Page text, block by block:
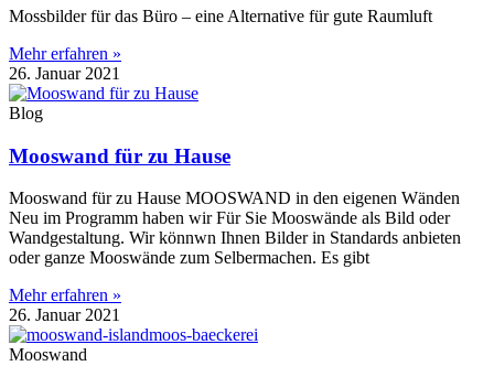
Mossbilder für das Büro – eine Alternative für gute Raumluft
Mehr erfahren »
26. Januar 2021
Blog
Mooswand für zu Hause
Mooswand für zu Hause MOOSWAND in den eigenen Wänden
Neu im Programm haben wir Für Sie Mooswände als Bild oder
Wandgestaltung. Wir könnwn Ihnen Bilder in Standards anbieten
oder ganze Mooswände zum Selbermachen. Es gibt
Mehr erfahren »
26. Januar 2021
Mooswand